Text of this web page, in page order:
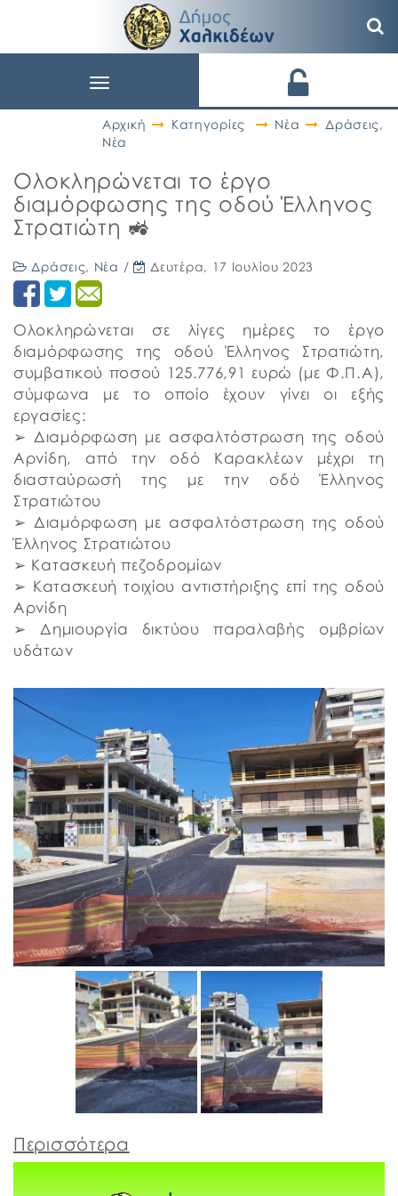
Toggle
Αρχική
Κατηγορίες Νέα Δράσεις,
Νέα
Ολοκληρώνεται το έργο
διαμόρφωσης της οδού Έλληνος
Στρατιώτη 🚜
Δράσεις, Νέα / Δευτέρα, 17 Ιουλίου 2023
Ολοκληρώνεται σε λίγες ημέρες το έργο
διαμόρφωσης της οδού Έλληνος Στρατιώτη,
συμβατικού ποσού 125.776,91 ευρώ (με Φ.Π.Α),
σύμφωνα με το οποίο έχουν γίνει οι εξής
εργασίες:
➢ Διαμόρφωση με ασφαλτόστρωση της οδού
Αρνίδη, από την οδό Καρακλέων μέχρι τη
διασταύρωσή της με την οδό Έλληνος
Στρατιώτου
➢ Διαμόρφωση με ασφαλτόστρωση της οδού
Έλληνος Στρατιώτου
➢ Κατασκευή πεζοδρομίων
➢ Κατασκευή τοιχίου αντιστήριξης επί της οδού
Αρνίδη
➢ Δημιουργία δικτύου παραλαβής ομβρίων
υδάτων
Περισσότερα